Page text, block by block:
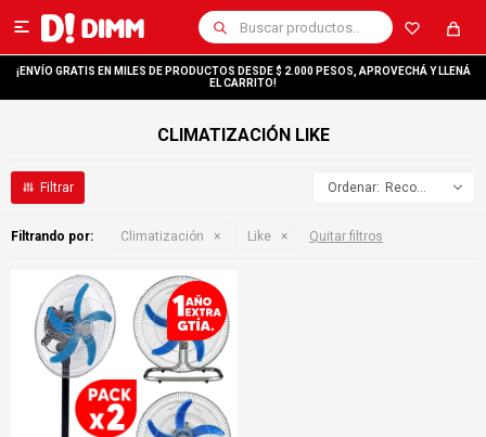

¡ENVÍO GRATIS EN MILES DE PRODUCTOS DESDE $ 2.000 PESOS, APROVECHÁ Y LLENÁ
EL CARRITO!
CLIMATIZACIÓN LIKE
Recomendados
Filtrando por: Climatización Like Quitar filtros